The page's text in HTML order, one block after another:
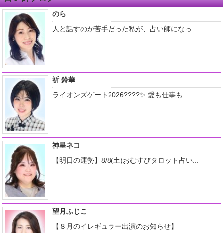
のら
人と話すのが苦手だった私が、占い師になっ...
祈 鈴華
ライオンズゲート2026????✨ 愛も仕事も...
神星ネコ
【明日の運勢】8/8(土)おむすびタロット占い...
望月ふじこ
【８月のイレギュラー出演のお知らせ】